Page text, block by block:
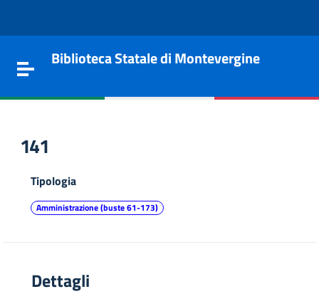
Toggle navigation
Biblioteca Statale di Montevergine
141
Tipologia
Amministrazione (buste 61-173)
Dettagli